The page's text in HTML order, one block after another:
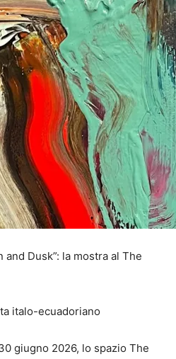
Dusk”: la mostra al The
italo-ecuadoriano
giugno 2026, lo spazio The